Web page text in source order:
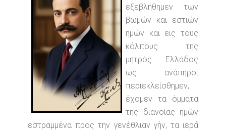
εξεβλήθημεν των
βωμών και εστιών
ημών και εις τους
κόλπους της
μητρός Ελλάδος
ως ανάπηροι
περιεκλείσθημεν,
έχομεν τα όμματα
της διανοίας ημών
εστραμμένα προς την γενέθλιαν γήν, τα ιερά